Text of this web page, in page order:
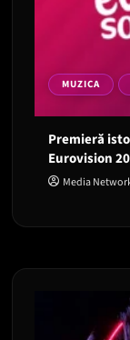
MUZICA
Premieră
Eurovision
Media